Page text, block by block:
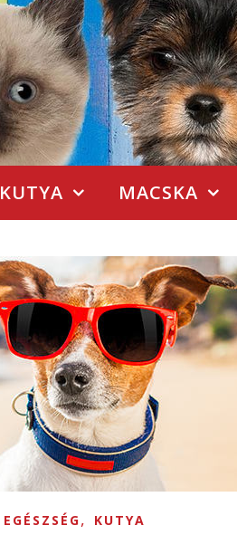
KUTYA MACSKA
EGÉSZSÉG, KUTYA